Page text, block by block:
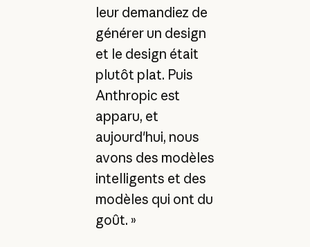
leur demandiez de
générer un design
et le design était
plutôt plat. Puis
Anthropic est
apparu, et
aujourd'hui, nous
avons des modèles
intelligents et des
modèles qui ont du
goût. »